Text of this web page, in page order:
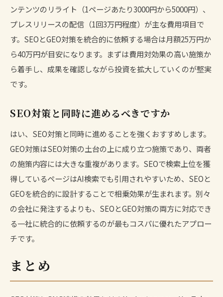
ンテンツのリライト（1ページあたり3000円から5000円）、
プレスリリースの配信（1回3万円程度）が主な費用項目で
す。SEOとGEO対策を統合的に依頼する場合は月額25万円か
ら40万円が目安になります。まずは費用対効果の高い施策か
ら着手し、成果を確認しながら投資を拡大していくのが堅実
です。
SEO対策と同時に進めるべきですか
はい、SEO対策と同時に進めることを強くおすすめします。
GEO対策はSEO対策の土台の上に成り立つ施策であり、両者
の施策内容には大きな重複があります。SEOで検索上位を獲
得しているページはAI検索でも引用されやすいため、SEOと
GEOを統合的に設計することで相乗効果が生まれます。別々
の会社に発注するよりも、SEOとGEO対策の両方に対応でき
る一社に統合的に依頼するのが最もコスパに優れたアプロー
チです。
まとめ